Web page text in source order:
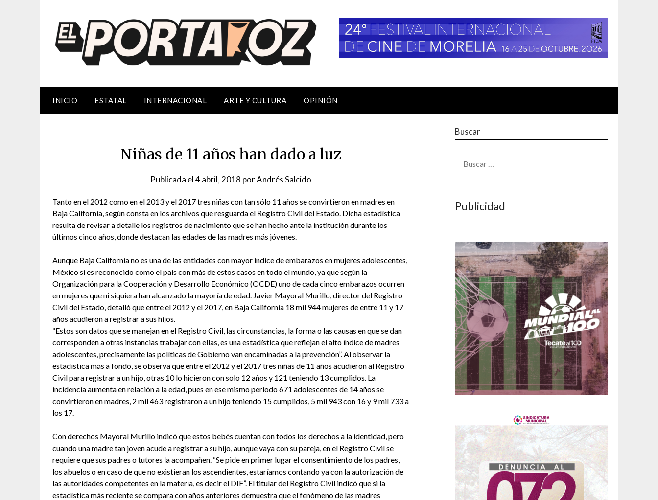
INICIO ESTATAL INTERNACIONAL ARTE Y CULTURA OPINIÓN
Niñas de 11 años han dado a luz
Publicada el4 abril, 2018 porAndrés Salcido
Tanto en el 2012 como en el 2013 y el 2017 tres niñas con tan sólo 11 años se convirtieron en madres en
Baja California, según consta en los archivos que resguarda el Registro Civil del Estado. Dicha estadística
resulta de revisar a detalle los registros de nacimiento que se han hecho ante la institución durante los
últimos cinco años, donde destacan las edades de las madres más jóvenes.
Aunque Baja California no es una de las entidades con mayor índice de embarazos en mujeres adolescentes,
México si es reconocido como el país con más de estos casos en todo el mundo, ya que según la
Organización para la Cooperación y Desarrollo Económico (OCDE) uno de cada cinco embarazos ocurren
en mujeres que ni siquiera han alcanzado la mayoría de edad. Javier Mayoral Murillo, director del Registro
Civil del Estado, detalló que entre el 2012 y el 2017, en Baja California 18 mil 944 mujeres de entre 11 y 17
años acudieron a registrar a sus hijos.
“Estos son datos que se manejan en el Registro Civil, las circunstancias, la forma o las causas en que se dan
corresponden a otras instancias trabajar con ellas, es una estadística que reflejan el alto índice de madres
adolescentes, precisamente las políticas de Gobierno van encaminadas a la prevención”. Al observar la
estadística más a fondo, se observa que entre el 2012 y el 2017 tres niñas de 11 años acudieron al Registro
Civil para registrar a un hijo, otras 10 lo hicieron con solo 12 años y 121 teniendo 13 cumplidos. La
incidencia aumenta en relación a la edad, pues en ese mismo período 671 adolescentes de 14 años se
convirtieron en madres, 2 mil 463 registraron a un hijo teniendo 15 cumplidos, 5 mil 943 con 16 y 9 mil 733 a
los 17.
Con derechos Mayoral Murillo indicó que estos bebés cuentan con todos los derechos a la identidad, pero
cuando una madre tan joven acude a registrar a su hijo, aunque vaya con su pareja, en el Registro Civil se
requiere que sus padres o tutores la acompañen. “Se pide en primer lugar el consentimiento de los padres,
los abuelos o en caso de que no existieran los ascendientes, estaríamos contando ya con la autorización de
las autoridades competentes en la materia, es decir el DIF”. El titular del Registro Civil indicó que si la
estadística más reciente se compara con años anteriores demuestra que el fenómeno de las madres
Buscar
Publicidad